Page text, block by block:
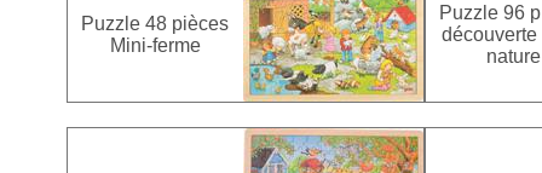
Puzzle 48 pièces
Mini-ferme
Puzzle 96
découverte
nature